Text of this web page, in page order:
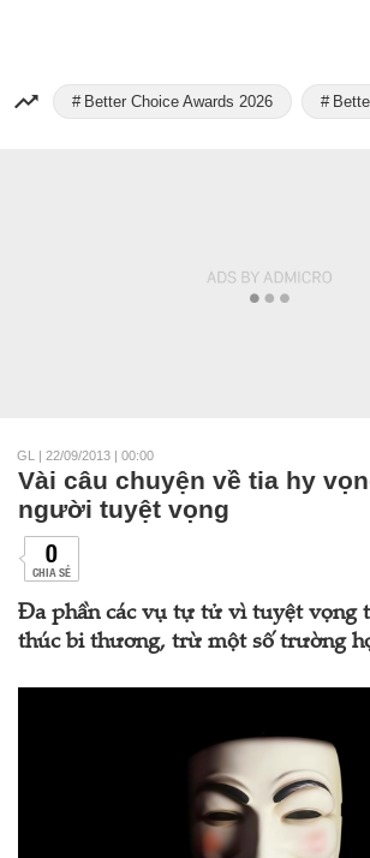
Better Choice Awards 2026
GL | 22/09/2013 | 00:00
Vài câu chuyện về tia hy
người tuyệt vọng
0
CHIA SẺ
Đa phần các vụ tự tử vì tuyệt vọng
thúc bi thương, trừ một số trường